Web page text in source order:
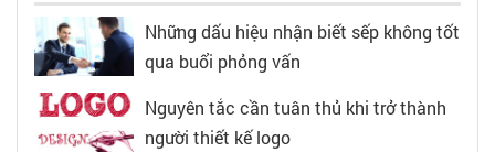
Những dấu hiệu nhận biết sếp không tốt
qua buổi phỏng vấn
Nguyên tắc cần tuân thủ khi trở thành
người thiết kế logo